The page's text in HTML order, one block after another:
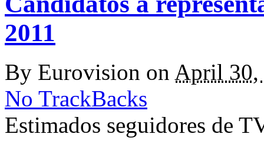
2011
By Eurovision on April 30,
No TrackBacks
Estimados seguidores de